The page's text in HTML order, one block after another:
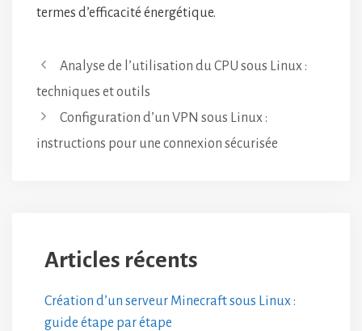
termes d’efficacité énergétique.
Analyse de l’utilisation du CPU sous Linux :
techniques et outils
Configuration d’un VPN sous Linux :
instructions pour une connexion sécurisée
Articles récents
Création d’un serveur Minecraft sous Linux :
guide étape par étape